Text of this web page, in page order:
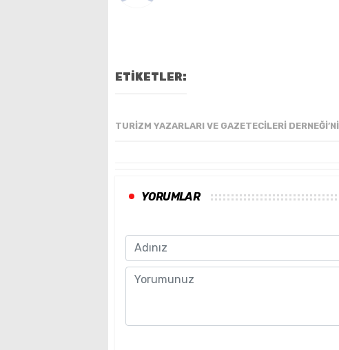
ETİKETLER:
TURIZM YAZARLARI VE GAZETECILERI
YORUMLAR
Name
Comment